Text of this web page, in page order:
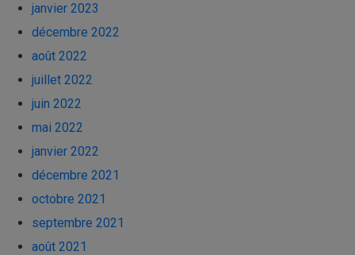
janvier 2023
décembre 2022
août 2022
juillet 2022
juin 2022
mai 2022
janvier 2022
décembre 2021
octobre 2021
septembre 2021
août 2021